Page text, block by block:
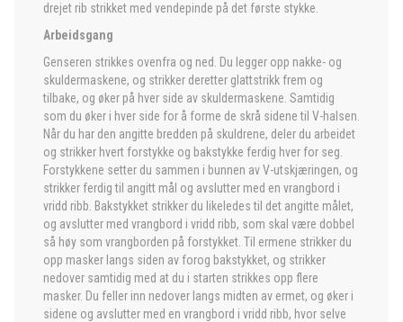
drejet rib strikket med vendepinde på det første stykke.
Arbeidsgang
Genseren strikkes ovenfra og ned. Du legger opp nakke- og
skuldermaskene, og strikker deretter glattstrikk frem og
tilbake, og øker på hver side av skuldermaskene. Samtidig
som du øker i hver side for å forme de skrå sidene til V-halsen.
Når du har den angitte bredden på skuldrene, deler du arbeidet
og strikker hvert forstykke og bakstykke ferdig hver for seg.
Forstykkene setter du sammen i bunnen av V-utskjæringen, og
strikker ferdig til angitt mål og avslutter med en vrangbord i
vridd ribb. Bakstykket strikker du likeledes til det angitte målet,
og avslutter med vrangbord i vridd ribb, som skal være dobbel
så høy som vrangborden på forstykket. Til ermene strikker du
opp masker langs siden av forog bakstykket, og strikker
nedover samtidig med at du i starten strikkes opp flere
masker. Du feller inn nedover langs midten av ermet, og øker i
sidene og avslutter med en vrangbord i vridd ribb, hvor selve